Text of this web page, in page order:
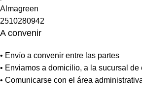
A convenir
• Envío a convenir entre las partes
• Enviamos a domicilio, a la sucursal
• Comunicarse con el área